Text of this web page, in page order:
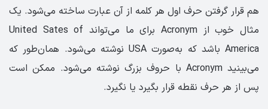
هم قرار گرفتن حرف اول هر کلمه از آن عبارت ساخته می‌شود. یک
مثال خوب از Acronym برای ما می‌تواند United Sates of
America باشد که به‌صورت USA نوشته می‌شود. همان‌طور که
می‌بینید Acronym با حروف بزرگ نوشته می‌شود. ممکن است
پس از هر حرف نقطه قرار بگیرد یا نگیرد.